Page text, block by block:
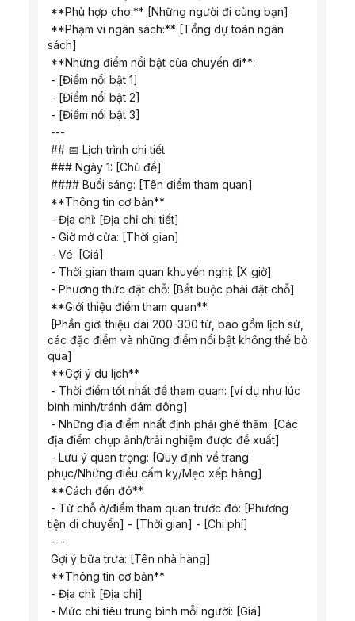
**Phù hợp cho:** [Những người đi cùng bạn]
sách]
**Những điểm nổi bật của chuyến đi**:
- [Điểm nổi bật 1]
- [Điểm nổi bật 2]
- [Điểm nổi bật 3]
---
## 📅 ​​​​Lịch trình chi tiết
### Ngày 1: [Chủ đề]
#### Buổi sáng: [Tên điểm tham quan]
**Thông tin cơ bản**
- Địa chỉ: [Địa chỉ chi tiết]
- Giờ mở cửa: [Thời gian]
- Vé: [Giá]
- Thời gian tham quan khuyến nghị: [X giờ]
- Phương thức đặt chỗ: [Bắt buộc phải đặt chỗ]
**Giới thiệu điểm tham quan**
các đặc điểm và những điểm nổi bật không thể bỏ
qua]
**Gợi ý du lịch**
bình minh/tránh đám đông]
địa điểm chụp ảnh/trải nghiệm được đề xuất]
phục/Những điều cấm kỵ/Mẹo xếp hàng]
**Cách đến đó**
tiện di chuyển] - [Thời gian] - [Chi phí]
---
Gợi ý bữa trưa: [Tên nhà hàng]
**Thông tin cơ bản**
- Địa chỉ: [Địa chỉ]
- Mức chi tiêu trung bình mỗi người: [Giá]